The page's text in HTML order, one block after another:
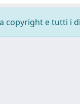
copyright e tutti i